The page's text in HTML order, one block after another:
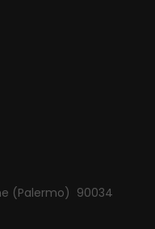
(Palermo) 90034